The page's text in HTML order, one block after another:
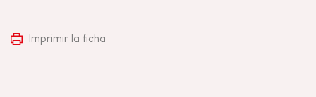
Imprimir la ficha